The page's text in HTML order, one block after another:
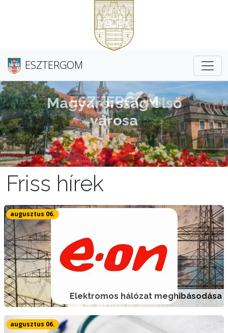
ESZTERGOM
Magyarország első
városa
Friss hírek
Elektromos hálózat meghibásodása
augusztus 06.
augusztus 06.